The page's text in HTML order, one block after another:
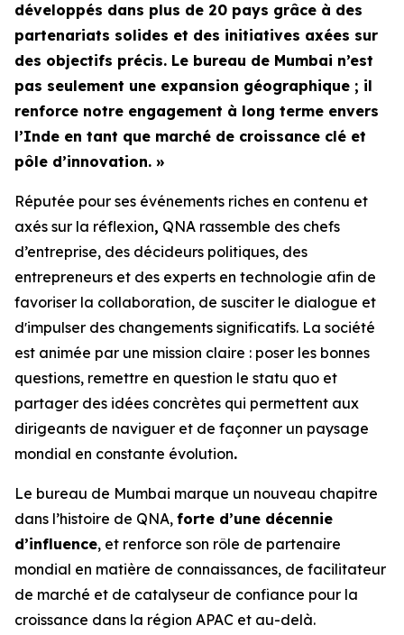
développés dans plus de 20 pays grâce à des
partenariats solides et des initiatives axées sur
des objectifs précis. Le bureau de Mumbai n’est
pas seulement une expansion géographique ; il
renforce notre engagement à long terme envers
l’Inde en tant que marché de croissance clé et
pôle d’innovation. »
Réputée pour ses événements riches en contenu et
axés sur la réflexion, QNA rassemble des chefs
d’entreprise, des décideurs politiques, des
entrepreneurs et des experts en technologie afin de
favoriser la collaboration, de susciter le dialogue et
dʼimpulser des changements significatifs. La société
est animée par une mission claire : poser les bonnes
questions, remettre en question le statu quo et
partager des idées concrètes qui permettent aux
dirigeants de naviguer et de façonner un paysage
mondial en constante évolution.
Le bureau de Mumbai marque un nouveau chapitre
dans l’histoire de QNA, forte d’une décennie
d’influence, et renforce son rôle de partenaire
mondial en matière de connaissances, de facilitateur
de marché et de catalyseur de confiance pour la
croissance dans la région APAC et au-delà.